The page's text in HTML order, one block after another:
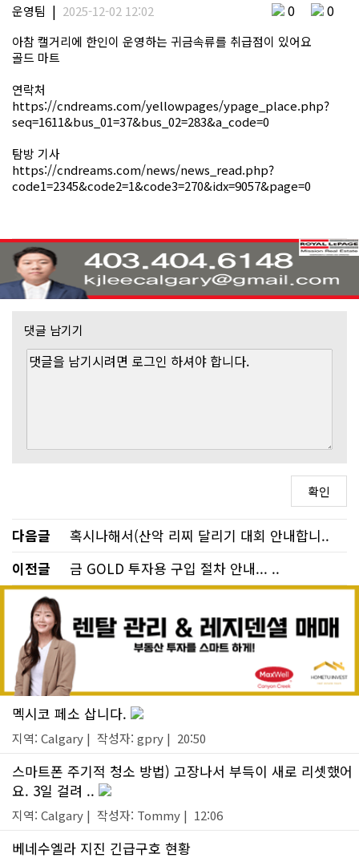
운영팀 | 2025-12-02 12:02 0 0
아참 캘거리에 한인이 운영하는 귀금속류를 취급점이 있어요
골드 마트
연락처
https://cndreams.com/yellowpages/ypage_place.php?
seq=1611&bus_01=37&bus_02=283&a_code=0
탐방 기사
https://cndreams.com/news/news_read.php?
code1=2345&code2=1&code3=270&idx=9057&page=0
댓글 남기기
다음글
혹시나해서(산악 리찌 달리기 대회 안내합니..
이전글
금 GOLD 투자용 구입 절차 안내... ..
멕시코 페소 삽니다.
지역: Calgary | 작성자: gpry | 20:50
스마트폰 주기적 청소 방법) 고장나서 부득이 새로 리셋했어
요. 3일 걸려 ..
지역: Calgary | 작성자: Tommy | 12:06
베네수엘라 지진 긴급구호 현황